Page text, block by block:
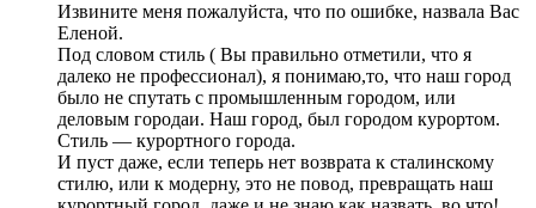
Извините меня пожалуйста, что по ошибке, назвала Вас
Еленой.
Под словом стиль ( Вы правильно отметили, что я
далеко не профессионал), я понимаю,то, что наш город
было не спутать с промышленным городом, или
деловым городаи. Наш город, был городом курортом.
Стиль — курортного города.
И пуст даже, если теперь нет возврата к сталинскому
стилю, или к модерну, это не повод, превращать наш